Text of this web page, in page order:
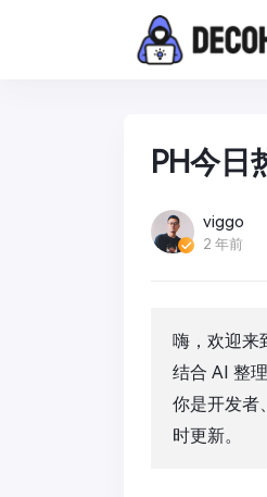
PH今
viggo
2 年前
嗨，欢迎来
结合 AI 整
你是开发者
时更新。